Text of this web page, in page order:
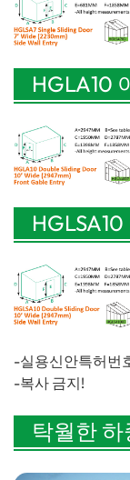
HGLA10
피트
-실용신안특허번
-복사 금지!
탁월한